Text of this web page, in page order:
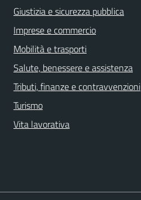
Giustizia e sicurezza pubblica
Imprese e commercio
Mobilità e trasporti
Salute, benessere e assistenza
Tributi, finanze e contravvenzioni
Turismo
Vita lavorativa